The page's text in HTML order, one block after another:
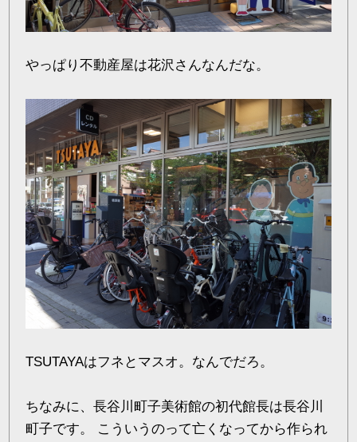
やっぱり不動産屋は花沢さんなんだな。
TSUTAYAはフネとマスオ。なんでだろ。
ちなみに、長谷川町子美術館の初代館長は長谷川
町子です。 こういうのって亡くなってから作られ